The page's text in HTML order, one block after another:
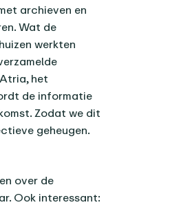
archieven en
Wat de
werkten
het
de informatie
Zodat we dit
geheugen.
over de
Ook interessant: